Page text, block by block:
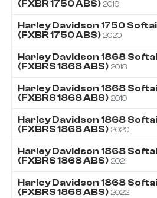
(FXBR 1750 ABS) 2019
Harley Davidson 1750
(FXBR 1750 ABS) 2020
Harley Davidson 1868
(FXBRS 1868 ABS) 2018
Harley Davidson 1868
(FXBRS 1868 ABS) 2019
Harley Davidson 1868
(FXBRS 1868 ABS) 2020
Harley Davidson 1868
(FXBRS 1868 ABS) 2021
Harley Davidson 1868
(FXBRS 1868 ABS) 2022